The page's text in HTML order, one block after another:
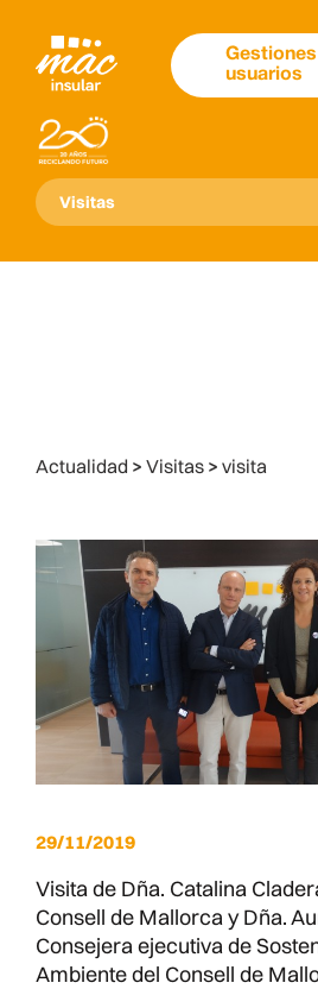
Gestiones
usuarios
Visitas
Actualidad > Visitas > visita
29/11/2019
Visita de Dña. Catalina
Consell de Mallorca y Dña.
Consejera ejecutiva de
Ambiente del Consell de